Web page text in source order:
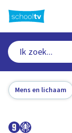
naar
hoofdinhoud
Mens en lichaam